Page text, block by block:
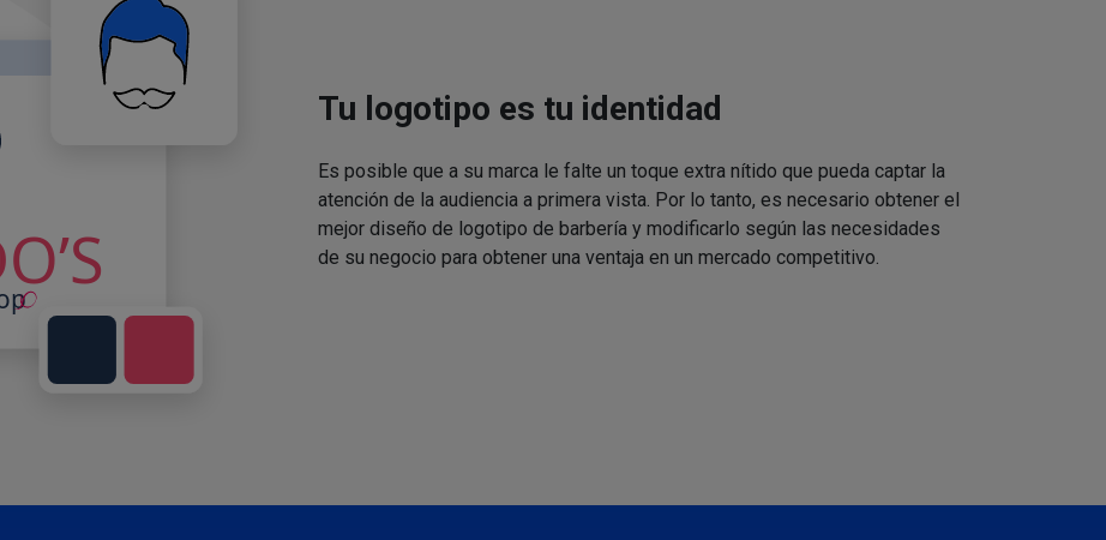
Tu logotipo es tu identidad
Es posible que a su marca le falte un toque extra nítido que pueda captar la
atención de la audiencia a primera vista. Por lo tanto, es necesario obtener el
mejor diseño de logotipo de barbería y modificarlo según las necesidades
de su negocio para obtener una ventaja en un mercado competitivo.